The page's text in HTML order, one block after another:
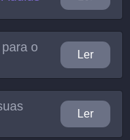
para o
Ler
Ler